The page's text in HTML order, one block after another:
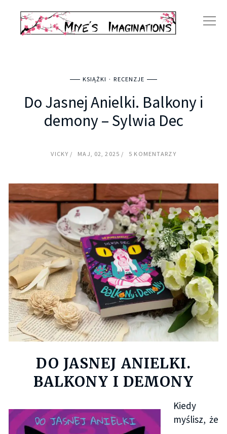
KSIĄŻKI RECENZJE
Do Jasnej Anielki. Balkony i
demony – Sylwia Dec
VICKY MAJ, 02, 2025 5 KOMENTARZY
DO JASNEJ ANIELKI.
BALKONY I DEMONY
Kiedy
myślisz, że